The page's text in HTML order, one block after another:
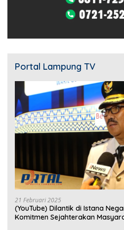
Portal Lampung TV
21 Februari 2025
(YouTube) Dilantik di Istana
Komitmen Sejahterakan